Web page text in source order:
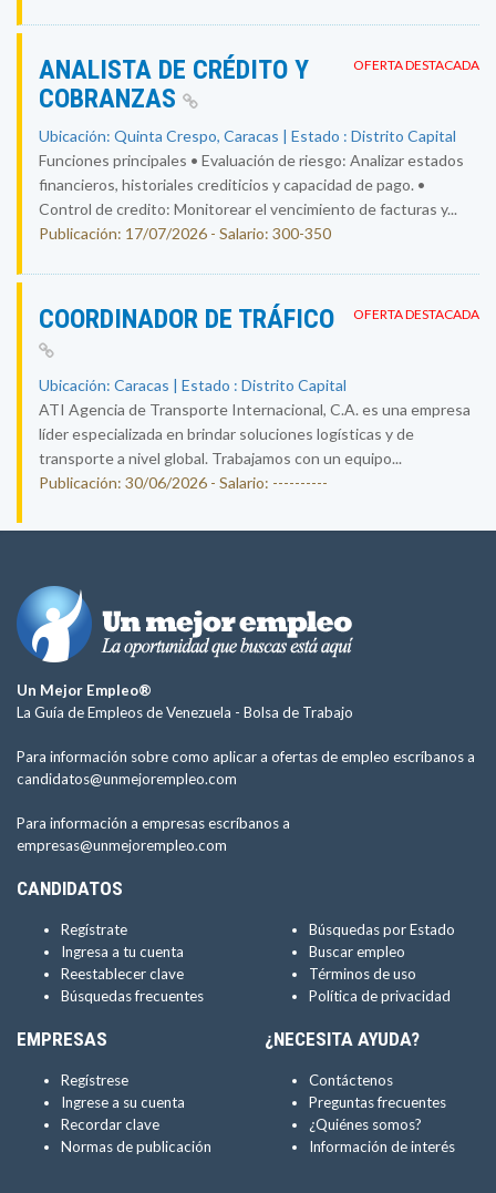
OFERTA DESTACADA
ANALISTA DE CRÉDITO Y
COBRANZAS
Ubicación: Quinta Crespo, Caracas | Estado : Distrito Capital
Funciones principales • Evaluación de riesgo: Analizar estados
financieros, historiales crediticios y capacidad de pago. •
Control de credito: Monitorear el vencimiento de facturas y...
Publicación: 17/07/2026 - Salario: 300-350
OFERTA DESTACADA
COORDINADOR DE TRÁFICO
Ubicación: Caracas | Estado : Distrito Capital
ATI Agencia de Transporte Internacional, C.A. es una empresa
líder especializada en brindar soluciones logísticas y de
transporte a nivel global. Trabajamos con un equipo...
Publicación: 30/06/2026 - Salario: ----------
Un Mejor Empleo®
La Guía de Empleos de Venezuela - Bolsa de Trabajo
Para información sobre como aplicar a ofertas de empleo escríbanos a
candidatos@unmejorempleo.com
Para información a empresas escríbanos a
empresas@unmejorempleo.com
CANDIDATOS
Regístrate
Ingresa a tu cuenta
Reestablecer clave
Búsquedas frecuentes
Búsquedas por Estado
Buscar empleo
Términos de uso
Política de privacidad
EMPRESAS
Regístrese
Ingrese a su cuenta
Recordar clave
Normas de publicación
¿NECESITA AYUDA?
Contáctenos
Preguntas frecuentes
¿Quiénes somos?
Información de interés